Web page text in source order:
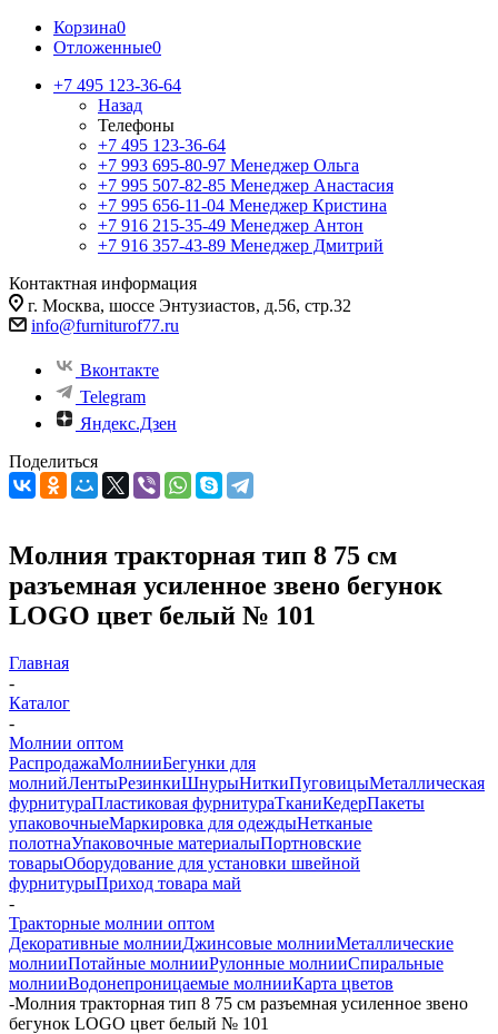
Корзина0
Отложенные0
+7 495 123-36-64
Назад
Телефоны
+7 495 123-36-64
+7 993 695-80-97 Менеджер Ольга
+7 995 507-82-85 Менеджер Анастасия
+7 995 656-11-04 Менеджер Кристина
+7 916 215-35-49 Менеджер Антон
+7 916 357-43-89 Менеджер Дмитрий
Контактная информация
г. Москва, шоссе Энтузиастов, д.56, стр.32
info@furniturof77.ru
Вконтакте
Telegram
Яндекс.Дзен
Поделиться
Молния тракторная тип 8 75 см
разъемная усиленное звено бегунок
LOGO цвет белый № 101
Главная
-
Каталог
-
Молнии оптом
РаспродажаМолнииБегунки для
молнийЛентыРезинкиШнурыНиткиПуговицыМеталлическая
фурнитураПластиковая фурнитураТканиКедерПакеты
упаковочныеМаркировка для одеждыНетканые
полотнаУпаковочные материалыПортновские
товарыОборудование для установки швейной
фурнитурыПриход товара май
-
Тракторные молнии оптом
Декоративные молнииДжинсовые молнииМеталлические
молнииПотайные молнииРулонные молнииСпиральные
молнииВодонепроницаемые молнииКарта цветов
-Молния тракторная тип 8 75 см разъемная усиленное звено
бегунок LOGO цвет белый № 101